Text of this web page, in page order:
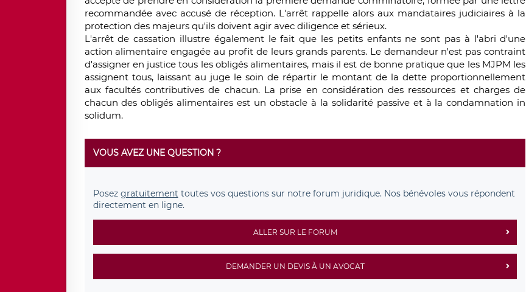
recommandée avec accusé de réception. L'arrêt rappelle alors aux mandataires judiciaires à la
protection des majeurs qu'ils doivent agir avec diligence et sérieux.
L'arrêt de cassation illustre également le fait que les petits enfants ne sont pas à l'abri d'une
action alimentaire engagée au profit de leurs grands parents. Le demandeur n'est pas contraint
d'assigner en justice tous les obligés alimentaires, mais il est de bonne pratique que les MJPM les
assignent tous, laissant au juge le soin de répartir le montant de la dette proportionnellement
aux facultés contributives de chacun. La prise en considération des ressources et charges de
chacun des obligés alimentaires est un obstacle à la solidarité passive et à la condamnation in
solidum.
VOUS AVEZ UNE QUESTION ?
Posez gratuitement toutes vos questions sur notre forum juridique. Nos bénévoles vous répondent
directement en ligne.
ALLER SUR LE FORUM
DEMANDER UN DEVIS À UN AVOCAT